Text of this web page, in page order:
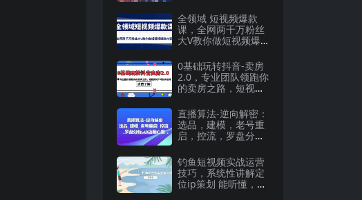
全领域 短视频爆款
课，全网两千万粉丝
大V教你做短视频爆
0基础玩转抖音-卖房
2.0，专业团队领跑你
的卖房之路，短视频
直播算法-逆向解密：
选品，建模，老号重
启，控流，罗盘分
钓鱼短视频实战运营
技巧，系统性讲解定
位ip策划 能听懂，能